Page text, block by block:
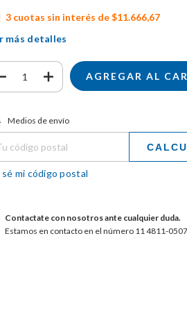
3 cuotas sin interés de$11.666,67
más detalles
para el CP:
Medios de envío
sé mi código postal
Contactate con nosotros ante cualquier duda.
Estamos en contacto en el número 11 4811-